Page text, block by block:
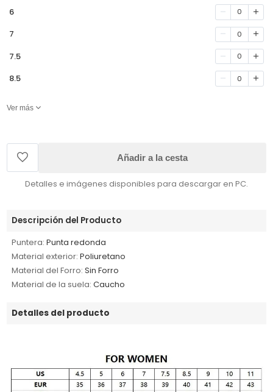
6 0
7 0
7.5 0
8.5 0
Ver más
Añadir a la cesta
Detalles e imágenes disponibles para descargar en PC.
Descripción del Producto
Puntera: Punta redonda
Material exterior: Poliuretano
Material del Forro: Sin Forro
Material de la suela: Caucho
Detalles del producto